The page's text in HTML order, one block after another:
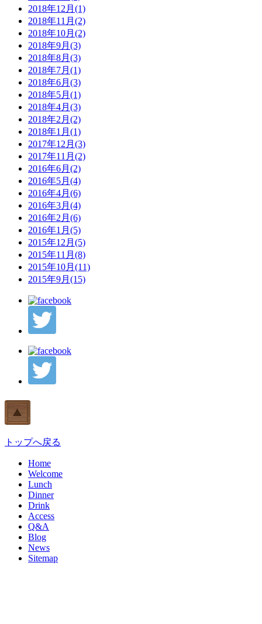
2018年12月(1)
2018年11月(2)
2018年10月(2)
2018年9月(3)
2018年8月(3)
2018年7月(1)
2018年6月(3)
2018年5月(1)
2018年4月(3)
2018年2月(2)
2018年1月(1)
2017年12月(3)
2017年11月(2)
2016年6月(2)
2016年5月(4)
2016年4月(6)
2016年3月(4)
2016年2月(6)
2016年1月(5)
2015年12月(5)
2015年11月(8)
2015年10月(11)
2015年9月(15)
トップへ戻る
Home
Welcome
Lunch
Dinner
Drink
Access
Q&A
Blog
News
Sitemap